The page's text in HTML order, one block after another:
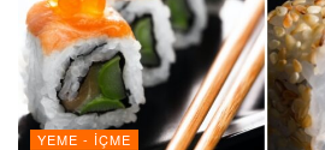
YEME - İÇME